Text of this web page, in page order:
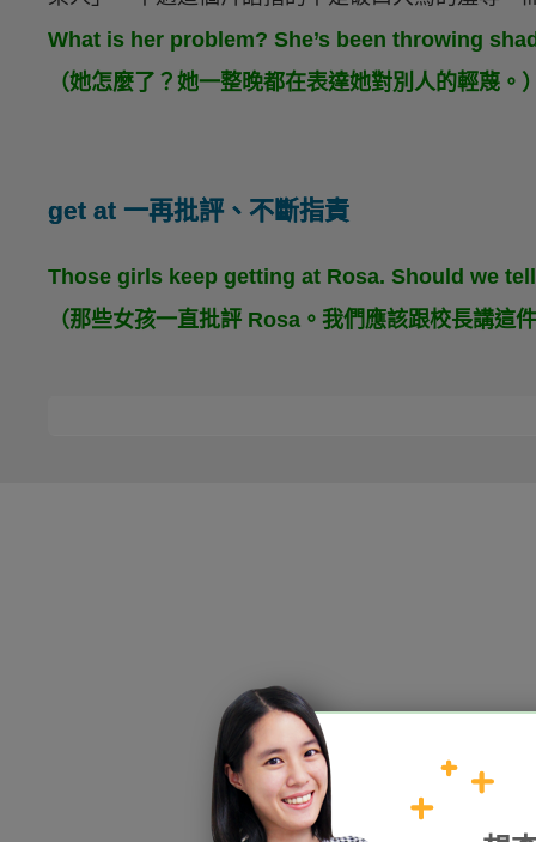
What is her problem? She’s been throwing
（她怎麼了？她一整晚都在表達她對別人的輕蔑。
get at 一再批評、不斷指責
Those girls keep getting at Rosa. Should we
（那些女孩一直批評 Rosa。我們應該跟校長講這